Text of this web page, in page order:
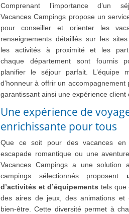
Comprenant l’importance d’un
Vacances Campings propose un
pour conseiller et orienter les
renseignements détaillés sur les sites
les activités à proximité et les
chaque département sont fournis
planifier le séjour parfait. L’équipe
d’honneur à offrir un accompagnement
garantissant ainsi une expérience client
Une expérience de
enrichissante pour tous
Que ce soit pour des vacances en
escapade romantique ou une
Vacances Campings a une solution
campings sélectionnés proposent
d’activités et d’équipements tels que
des aires de jeux, des animations et
bien-être. Cette diversité permet à